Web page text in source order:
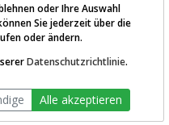
von
oder Ihre Auswahl
Sie jederzeit über die
oder ändern.
Datenschutzrichtlinie.
Alle akzeptieren